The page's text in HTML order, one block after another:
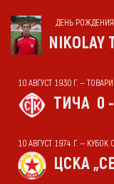
ДЕНЬ РОЖДЕНИЯ
NIKOLAY
10 АВГУСТ 1930 Г. —
ТИЧА 0
10 АВГУСТ 1974 Г. —
ЦСКА